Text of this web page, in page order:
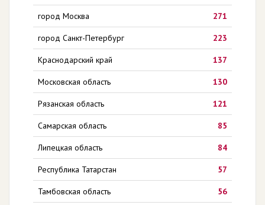
город Москва 271
город Санкт-Петербург 223
Краснодарский край 137
Московская область 130
Рязанская область 121
Самарская область 85
Липецкая область 84
Республика Татарстан 57
Тамбовская область 56